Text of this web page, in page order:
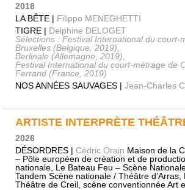
2018
LA BÊTE | Filippo MENEGHETTI
TIGRE | Delphine DELOGET
Sélections : Festival International du court-
Bruxelles (Belgique, 2019),
Berlinale (Allemagne, 2019),
Festival International du court-métrage de
Ferrand (France, 2019)
NOS ANNÉES SAUVAGES | Jean-Charles
ARTISTE INTERPRÈTE
2026
DÉSORDRES | Cédric Orain Maison de la
– Pôle européen de création et de
nationale, Le Bateau Feu – Scène
Tandem Scène nationale / Théâtre
Théâtre de Creil, scène conventionnée Art